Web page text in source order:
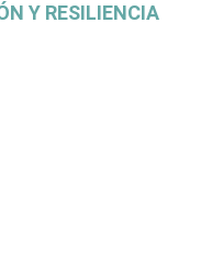
Y RESILIENCIA